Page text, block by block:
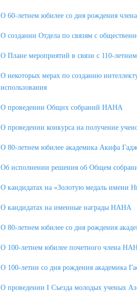
О 60-летнем юбилее со дня рождения
О создании Отдела по связям с
О Плане мероприятий в связи с 110-
О некоторых мерах по созданию
использования
О проведении Общих собраний НАНА
О проведении конкурса на получение
О 80-летнем юбилее академика Акифа
Об исполнении решения об Общем
О кандидатах на «Золотую медаль имени
О кандидатах на именные награды НАНА
О 80-летнем юбилее со дня рождения
О 100-летнем юбилее почетного члена
О 100-летии со дня рождения академика
О проведении I Съезда молодых ученых